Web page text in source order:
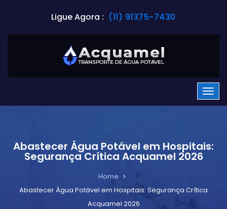
Ligue Agora : (11) 91375-7430
Abastecer Água Potável em Hospitais:
Segurança Crítica Acquamel 2026
Home
Abastecer Água Potável em Hospitais: Segurança Crítica
Acquamel 2026